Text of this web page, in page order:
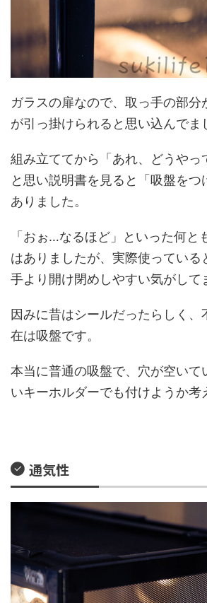
ガラスの扉なので、取っ手の部分
が引っ掛けられると思い込んでま
組み立ててから「あれ、どうやっ
と思い説明書を見ると「吸盤を
ありました。
「おぉ…なるほど」といった何と
はありましたが、実際使っている
手より開け閉めしやすい気がして
因みに昔はシールだったらしく、
在は吸盤です。
本当に普通の吸盤で、穴が空いて
いキーホルダーでも付けようか考
通気性